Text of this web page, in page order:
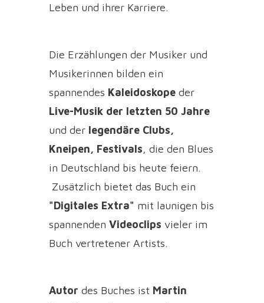
Leben und ihrer Karriere.
Die Erzählungen der Musiker und
Musikerinnen bilden ein
spannendes Kaleidoskopeder
Live-Musik der letzten 50 Jahre
und der legendäre Clubs,
Kneipen, Festivals, die den Blues
in Deutschland bis heute feiern.
Zusätzlich bietet das Buch ein
"Digitales Extra" mit launigen bis
spannenden Videoclipsvieler im
Buch vertretener Artists.
Autor des Buches ist Martin